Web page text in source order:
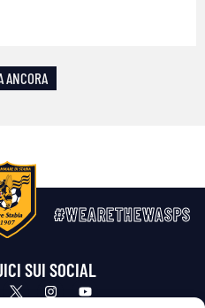
ANCORA
#WEARETHEWASPS
SUI SOCIAL